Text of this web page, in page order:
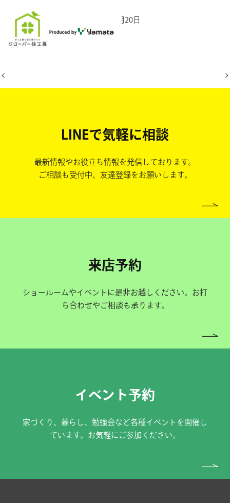
2025年10月20日
LINEで気軽に相談
最新情報やお役立ち情報を発信しております。
ご相談も受付中、友達登録をお願いします。
来店予約
ショールームやイベントに是非お越しください。お打
ち合わせやご相談も承ります。
イベント予約
家づくり、暮らし、勉強会など各種イベントを開催し
ています。お気軽にご参加ください。